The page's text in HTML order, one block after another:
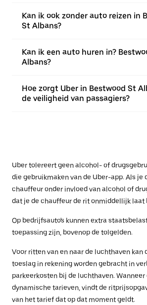
Kan ik ook zonder auto reizen in
St Albans?
Kan ik een auto huren in?
Albans?
Hoe zorgt Uber in Bestwood St
de veiligheid van passagiers?
Uber tolereert geen alcohol- of
die gebruikmaken van de Uber-app. Als je
chauffeur onder invloed van alcohol of
dat je de chauffeur de rit onmiddellijk laat
Op bedrijfsauto's kunnen extra
toepassing zijn, bovenop de tolgelden.
Voor ritten van en naar de luchthaven kan
toeslag in rekening worden gebracht in
parkeerkosten bij de luchthaven. Wanneer
dynamische tarieven, vindt de
van het tarief dat op dat moment geldt.